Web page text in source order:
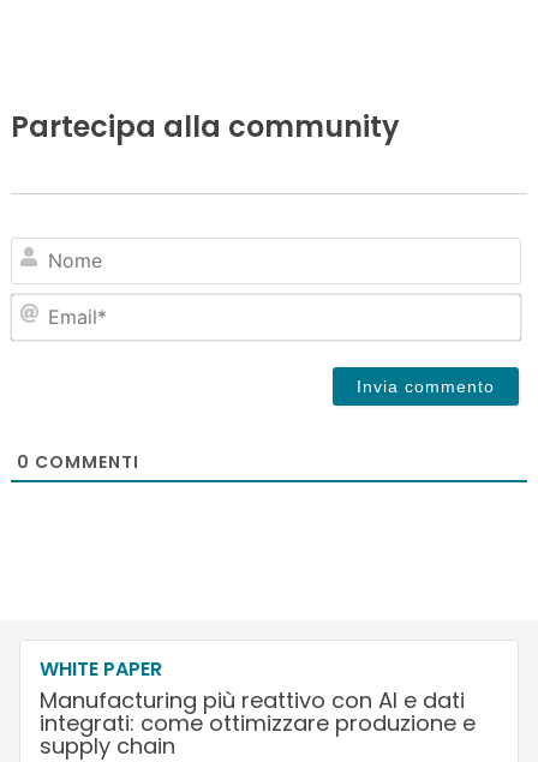
Partecipa alla community
0 COMMENTI
WHITE PAPER
Manufacturing più reattivo con AI e dati
integrati: come ottimizzare produzione e
supply chain